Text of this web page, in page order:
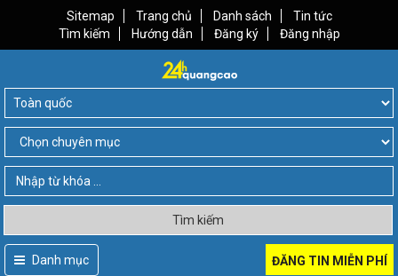
Sitemap Trang chủ Danh sách
Tin tức
Tìm kiếm
Hướng dẫn Đăng ký Đăng nhập
Tìm kiếm
Danh mục ĐĂNG TIN MIỄN PHÍ